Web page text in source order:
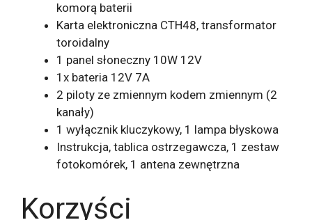
komorą baterii
Karta elektroniczna CTH48, transformator
toroidalny
1 panel słoneczny 10W 12V
1x bateria 12V 7A
2 piloty ze zmiennym kodem zmiennym (2
kanały)
1 wyłącznik kluczykowy, 1 lampa błyskowa
Instrukcja, tablica ostrzegawcza, 1 zestaw
fotokomórek, 1 antena zewnętrzna
Korzyści